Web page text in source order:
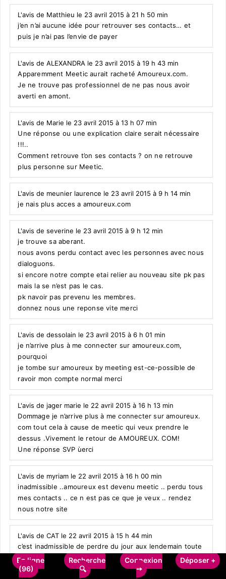
L'avis de Matthieu le 23 avril 2015 à 21 h 50 min
j’en n’ai aucune idée pour retrouver ses contacts… et
puis je n’ai pas l’envie de payer
L'avis de ALEXANDRA le 23 avril 2015 à 19 h 43 min
Apparemment Meetic aurait racheté Amoureux.com.
Je ne trouve pas professionnel de ne pas nous avoir
averti en amont.
L'avis de Marie le 23 avril 2015 à 13 h 07 min
Une réponse ou une explication claire serait nécessaire
!!!..
Comment retrouve t’on ses contacts ? on ne retrouve
plus personne sur Meetic.
L'avis de meunier laurence le 23 avril 2015 à 9 h 14 min
je nais plus acces a amoureux.com
L'avis de severine le 23 avril 2015 à 9 h 12 min
je trouve sa aberant.
nous avons perdu contact avec les personnes avec nous
dialoguons.
si encore notre compte etai relier au nouveau site pk pas
mais la se n’est pas le cas.
pk navoir pas prevenu les membres.
donnez nous une reponse vite merci
L'avis de dessolain le 23 avril 2015 à 6 h 01 min
je n’arrive plus à me connecter sur amoureux.com,
pourquoi
je tombe sur amoureux by meeting est-ce-possible de
ravoir mon compte normal merci
L'avis de jager marie le 22 avril 2015 à 16 h 13 min
Dommage je n’arrive plus à me connecter sur amoureux.
com tout cela à cause de meetic qui veux prendre le
dessus .Vivement le retour de AMOUREUX. COM!
Une réponse SVP ùerci
L'avis de myriam le 22 avril 2015 à 16 h 00 min
inadmissible ..amoureux est devenu meetic .. perdu tous
mes contacts .. ce n est pas ce que je veux .. rendez
nous notre site
L'avis de CAT le 22 avril 2015 à 15 h 44 min
c’est inadmissible de perdre du jour aux lendemain toute
les perssonnes que nous avions en dial depuis de
nombreuse années sans nous avoir prevenu il faut faire
En ligne
(96)
Recherche
🔍
Connexion
➙
Déposer +